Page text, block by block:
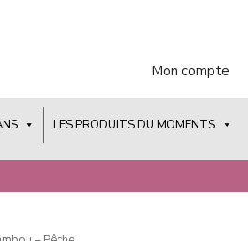
Mon compte
LES PRODUITS DU MOMENTS